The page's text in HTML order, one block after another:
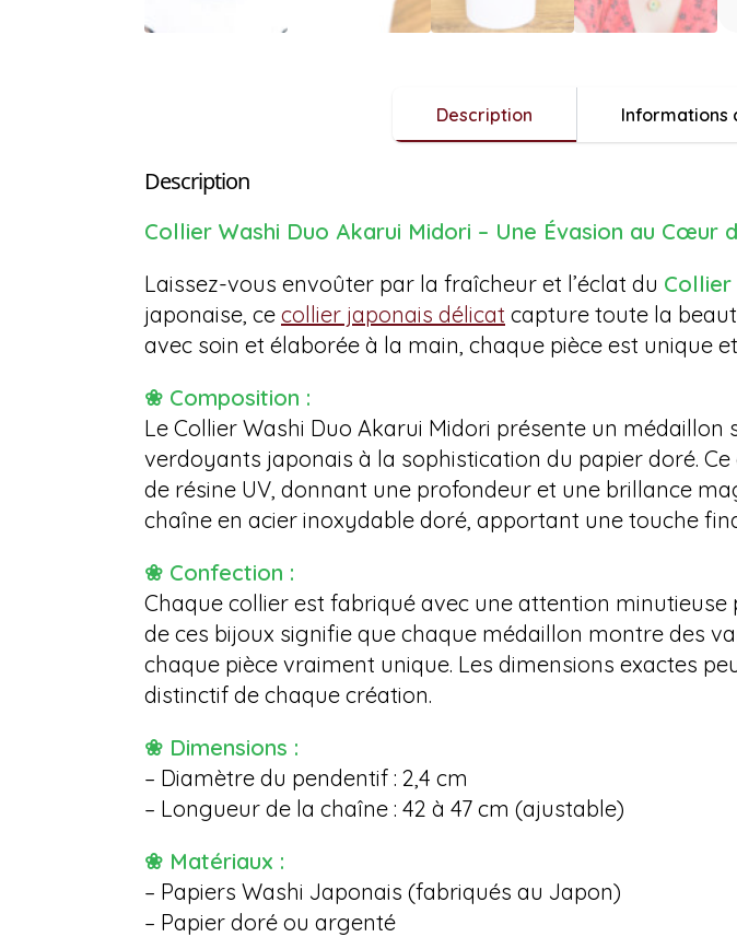
Description Informations
Description
Collier Washi Duo Akarui Midori – Une Évasion au Cœur
Laissez-vous envoûter par la fraîcheur et l’éclat du Collier
japonaise, ce collier japonais délicat capture toute la
avec soin et élaborée à la main, chaque pièce est unique
❀ Composition :
Le Collier Washi Duo Akarui Midori présente un
verdoyants japonais à la sophistication du papier doré.
de résine UV, donnant une profondeur et une brillance
chaîne en acier inoxydable doré, apportant une touche
❀ Confection :
Chaque collier est fabriqué avec une attention
de ces bijoux signifie que chaque médaillon montre des
chaque pièce vraiment unique. Les dimensions exactes
distinctif de chaque création.
❀ Dimensions :
– Diamètre du pendentif : 2,4 cm
– Longueur de la chaîne : 42 à 47 cm (ajustable)
❀ Matériaux :
– Papiers Washi Japonais (fabriqués au Japon)
– Papier doré ou argenté